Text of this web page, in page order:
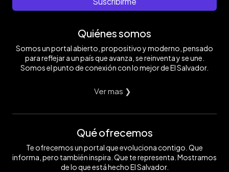
Quiénes somos
Somos un portal abierto, propositivo y moderno, pensado
para reflejar a un país que avanza, se reinventa y se une.
Somos el punto de conexión con lo mejor de El Salvador.
Ver mas ❯
Qué ofrecemos
Te ofrecemos un portal que evoluciona contigo. Que
informa, pero también inspira. Que te representa. Mostramos
de lo que está hecho El Salvador.